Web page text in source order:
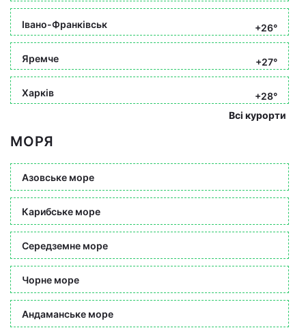
Івано-Франківськ +26°
Яремче +27°
Харків
+28°
Всі курорти
МОРЯ
Азовське море
Карибське море
Середземне море
Чорне море
Андаманське море